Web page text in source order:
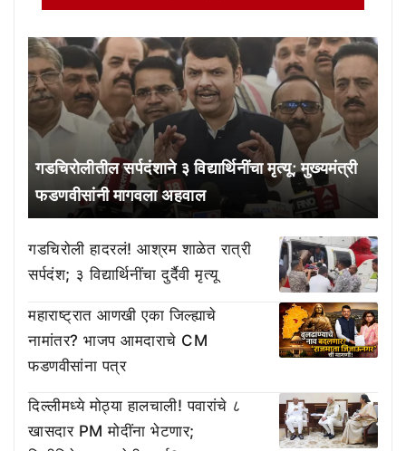
गडचिरोलीतील सर्पदंशाने ३ विद्यार्थिनींचा मृत्यू; मुख्यमंत्री
फडणवीसांनी मागवला अहवाल
गडचिरोली हादरलं! आश्रम शाळेत रात्री
सर्पदंश; ३ विद्यार्थिनींचा दुर्दैवी मृत्यू
महाराष्ट्रात आणखी एका जिल्ह्याचे
नामांतर? भाजप आमदाराचे CM
फडणवीसांना पत्र
दिल्लीमध्ये मोठ्या हालचाली! पवारांचे ८
खासदार PM मोदींना भेटणार;